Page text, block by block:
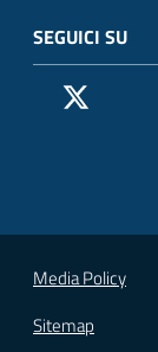
SEGUICI SU
Pagina
Vai alla
Media Policy
Sitemap